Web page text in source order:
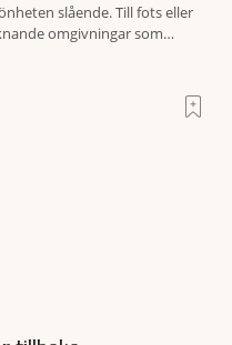
slående. Till fots eller
omgivningar som